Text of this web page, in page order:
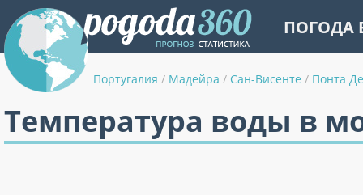
ПОГОДА
Португалия / Мадейра / Сан-Висенте / Понта
Температура воды в